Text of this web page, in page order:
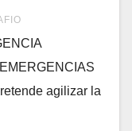
agilizar la